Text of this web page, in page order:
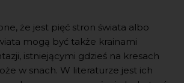
że jest pięć stron świata albo
mogą być także krainami
istniejącymi gdzieś na kresach
w snach. W literaturze jest ich